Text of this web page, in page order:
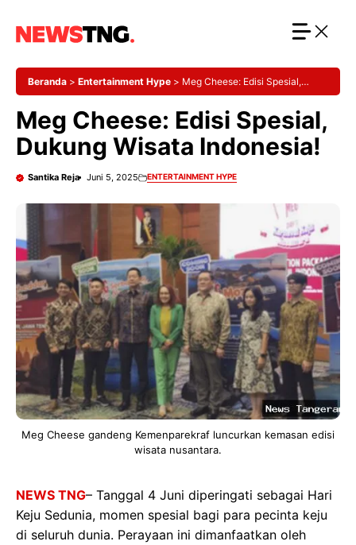
Beranda > Entertainment Hype > Meg Cheese: Edisi Spesial,
Meg Cheese: Edisi Spesial,
Dukung Wisata Indonesia!
Santika Reja Juni 5, 2025 ENTERTAINMENT HYPE
Meg Cheese gandeng Kemenparekraf luncurkan kemasan edisi
wisata nusantara.
NEWS TNG– Tanggal 4 Juni diperingati sebagai Hari
Keju Sedunia, momen spesial bagi para pecinta keju
di seluruh dunia. Perayaan ini dimanfaatkan oleh